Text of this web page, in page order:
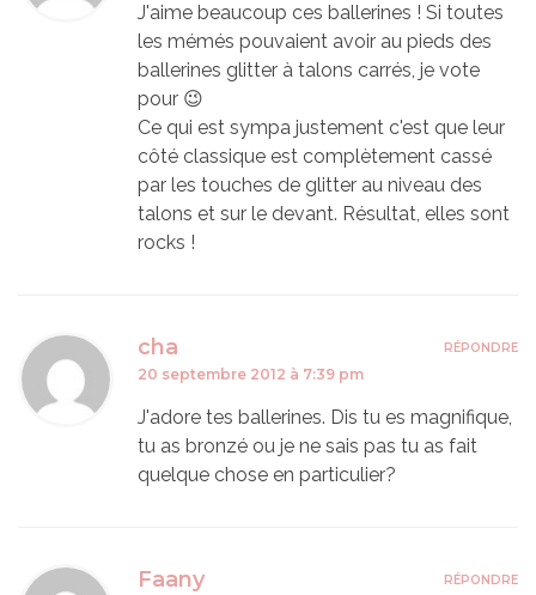
J'aime beaucoup ces ballerines ! Si toutes
les mémés pouvaient avoir au pieds des
ballerines glitter à talons carrés, je vote
pour 😉
Ce qui est sympa justement c'est que leur
côté classique est complètement cassé
par les touches de glitter au niveau des
talons et sur le devant. Résultat, elles sont
rocks !
cha
20 septembre 2012 à 7:39 pm
J'adore tes ballerines. Dis tu es magnifique,
tu as bronzé ou je ne sais pas tu as fait
quelque chose en particulier?
RÉPONDRE
Faany RÉPONDRE